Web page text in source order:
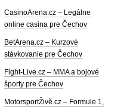
CasinoArena.cz – Legálne
online casina pre Čechov
BetArena.cz – Kurzové
stávkovanie pre Čechov
Fight-Live.cz – MMA a bojové
športy pre Čechov
MotorsportŽivě.cz – Formule 1,